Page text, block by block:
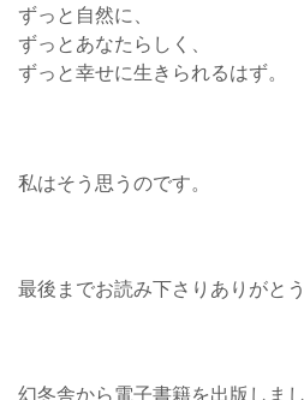
ずっと自然に、
ずっとあなたらしく、
ずっと幸せに生きられるはず。
私はそう思うのです。
最後までお読み下さりありがと
幻冬舎から電子書籍を出版しま